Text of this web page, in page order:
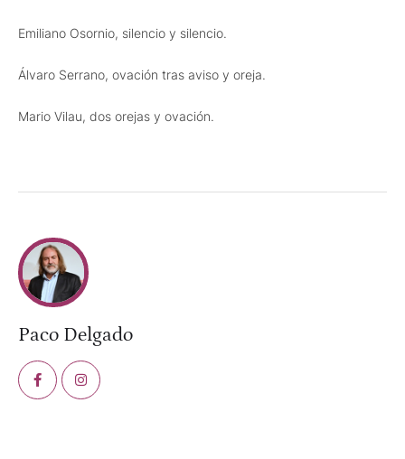
Emiliano Osornio, silencio y silencio.
Álvaro Serrano, ovación tras aviso y oreja.
Mario Vilau, dos orejas y ovación.
Paco Delgado